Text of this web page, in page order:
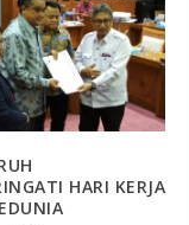
HARI KERJA